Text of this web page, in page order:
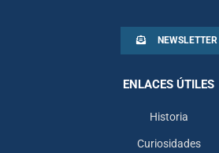
NEWSLETTER
ENLACES ÚTILES
Historia
Curiosidades